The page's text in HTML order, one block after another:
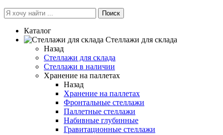
Поиск
Каталог
Cтеллажи для склада
Назад
Cтеллажи для склада
Стеллажи в наличии
Хранение на паллетах
Назад
Хранение на паллетах
Фронтальные стеллажи
Паллетные стеллажи
Набивные глубинные
Гравитационные стеллажи